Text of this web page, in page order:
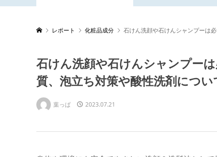
レポート 化粧品成分 石けん洗顔や石けんシャンプーは
石けん洗顔や石けんシャンプー
質、泡立ち対策や酸性洗剤につい
葉っぱ 2023.07.21